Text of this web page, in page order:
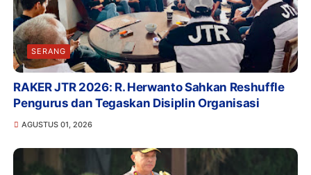
SERANG
RAKER JTR 2026: R. Herwanto Sahkan Reshuffle
Pengurus dan Tegaskan Disiplin Organisasi
AGUSTUS 01, 2026